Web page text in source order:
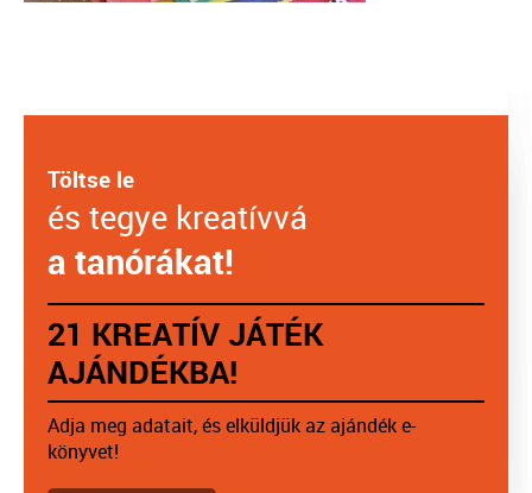
Töltse le
és tegye kreatívvá
a tanórákat!
21 KREATÍV JÁTÉK
AJÁNDÉKBA!
Adja meg adatait, és elküldjük az ajándék e-
könyvet!